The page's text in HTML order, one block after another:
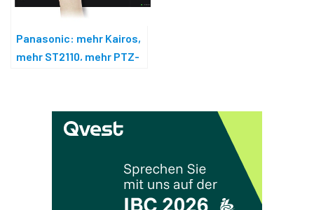
Panasonic: mehr Kairos,
mehr ST2110, mehr PTZ-